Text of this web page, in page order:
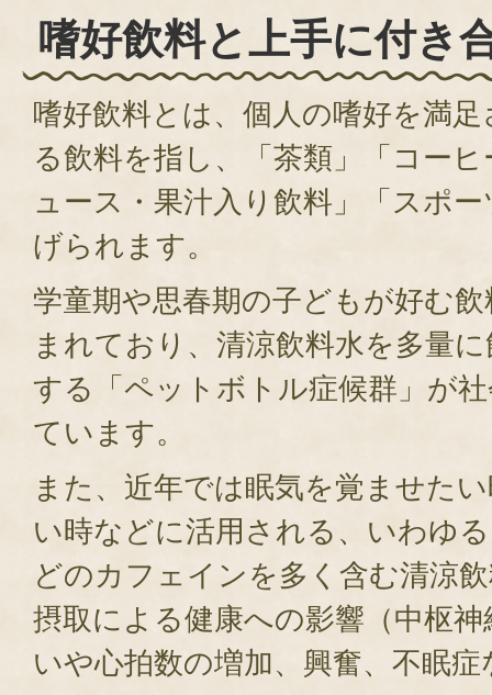
嗜好飲料と上手に付き
嗜好飲料とは、個人の嗜好を満
る飲料を指し、「茶類」「コー
ュース・果汁入り飲料」「スポ
げられます。
学童期や思春期の子どもが好む
まれており、清涼飲料水を多量
する「ペットボトル症候群」が
ています。
また、近年では眠気を覚ませた
い時などに活用される、いわゆ
どのカフェインを多く含む清涼
摂取による健康への影響（中枢
いや心拍数の増加、興奮、不眠